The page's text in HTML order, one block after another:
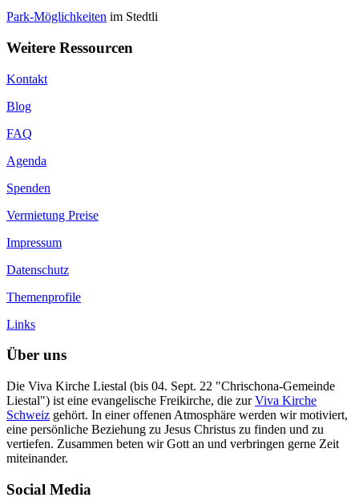
Park-Möglichkeiten im Stedtli
Weitere Ressourcen
Kontakt
Blog
FAQ
Agenda
Spenden
Vermietung Preise
Impressum
Datenschutz
Themenprofile
Links
Über uns
Die Viva Kirche Liestal (bis 04. Sept. 22 "Chrischona-Gemeinde
Liestal") ist eine evangelische Freikirche, die zurViva Kirche
Schweiz gehört. In einer offenen Atmosphäre werden wir motiviert,
eine persönliche Beziehung zu Jesus Christus zu finden und zu
vertiefen. Zusammen beten wir Gott an und verbringen gerne Zeit
miteinander.
Social Media